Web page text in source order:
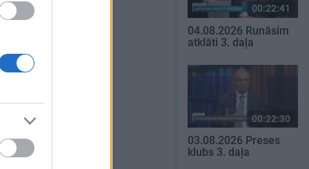
00:22:41
04.08.2026 Runāsim
atklāti 3. daļa
00:22:30
03.08.2026 Preses
klubs 3. daļa